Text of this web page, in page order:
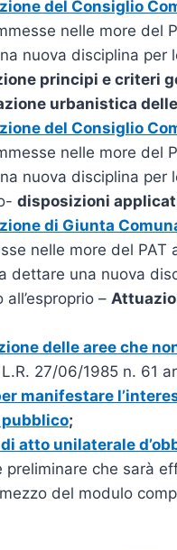
del Consiglio
nelle more del
nuova disciplina per
principi e criteri
urbanistica
del Consiglio
nelle more del
nuova disciplina per
disposizioni
di Giunta
nelle more del
dettare una nuova
–
delle aree che
27/06/1985 n. 61
manifestare
;
atto unilaterale
preliminare che sarà
del modulo